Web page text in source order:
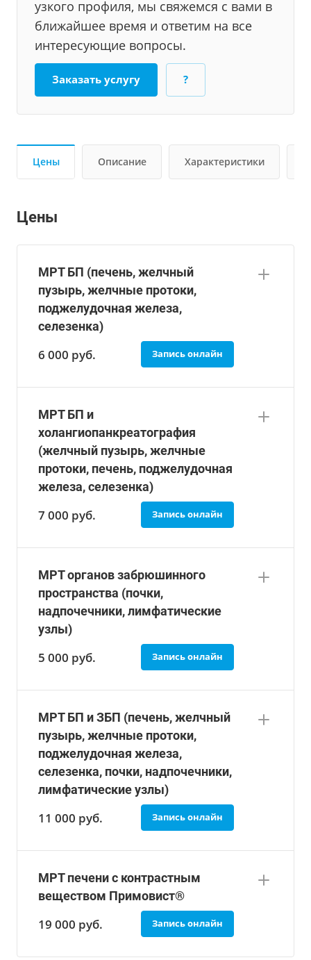
узкого профиля, мы свяжемся с вами в
ближайшее время и ответим на все
интересующие вопросы.
Заказать услугу ?
Цены Описание Характеристики
Цены
МРТ БП (печень, желчный
пузырь, желчные протоки,
поджелудочная железа,
селезенка)
6 000 руб. Запись онлайн
МРТ БП и
холангиопанкреатография
(желчный пузырь, желчные
протоки, печень, поджелудочная
железа, селезенка)
7 000 руб. Запись онлайн
МРТ органов забрюшинного
пространства (почки,
надпочечники, лимфатические
узлы)
5 000 руб. Запись онлайн
МРТ БП и ЗБП (печень, желчный
пузырь, желчные протоки,
поджелудочная железа,
селезенка, почки, надпочечники,
лимфатические узлы)
11 000 руб. Запись онлайн
МРТ печени с контрастным
веществом Примовист®
19 000 руб. Запись онлайн